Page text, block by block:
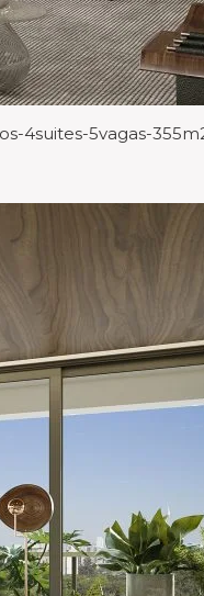
4suites-5vagas-